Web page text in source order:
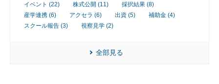
イベント (22) 株式公開 (11)
採択結果 (8)
産学連携 (6)
アクセラ (6) 出資 (5)
補助金 (4)
スクール報告 (3)
視察見学 (2)
全部見る